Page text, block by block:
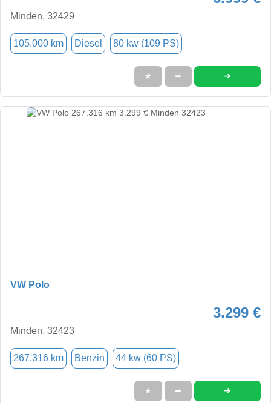
Minden, 32429
105.000 km Diesel 80 kw (109 PS)
★ ➦ ➜
VW Polo
3.299 €
Minden, 32423
267.316 km Benzin 44 kw (60 PS)
★ ➦ ➜